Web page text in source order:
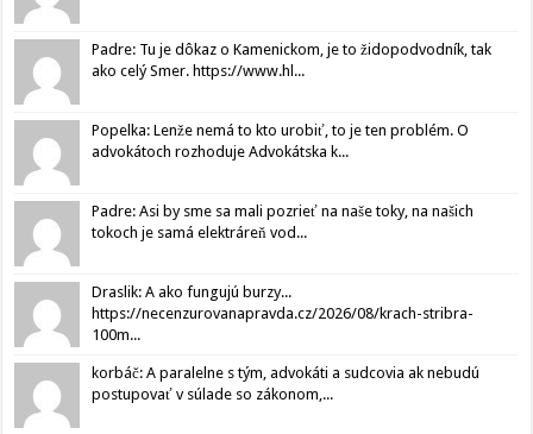
Padre: Tu je dôkaz o Kamenickom, je to židopodvodník, tak
ako celý Smer. https://www.hl...
Popelka: Lenže nemá to kto urobiť, to je ten problém. O
advokátoch rozhoduje Advokátska k...
Padre: Asi by sme sa mali pozrieť na naše toky, na našich
tokoch je samá elektráreň vod...
Draslik: A ako fungujú burzy...
https://necenzurovanapravda.cz/2026/08/krach-stribra-
100m...
korbáč: A paralelne s tým, advokáti a sudcovia ak nebudú
postupovať v súlade so zákonom,...